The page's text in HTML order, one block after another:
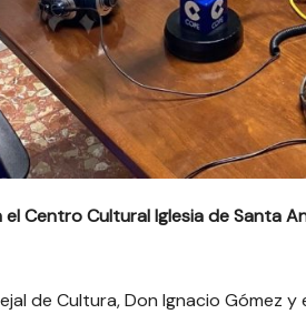
Centro Cultural Iglesia de Santa
de Cultura, Don Ignacio Gómez